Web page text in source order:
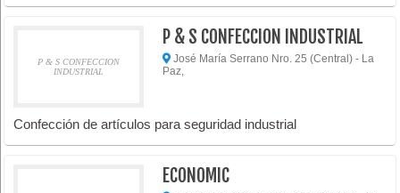
P & S CONFECCION
INDUSTRIAL
P & S CONFECCION INDUSTRIAL
José María Serrano Nro. 25 (Central) - La
Paz,
Confección de artículos para seguridad industrial
ECONOMIC